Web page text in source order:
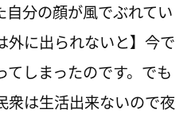
分の顔が風でぶれてい
外に出られないと】今で
しまったのです。でも
衆は生活出来ないので夜